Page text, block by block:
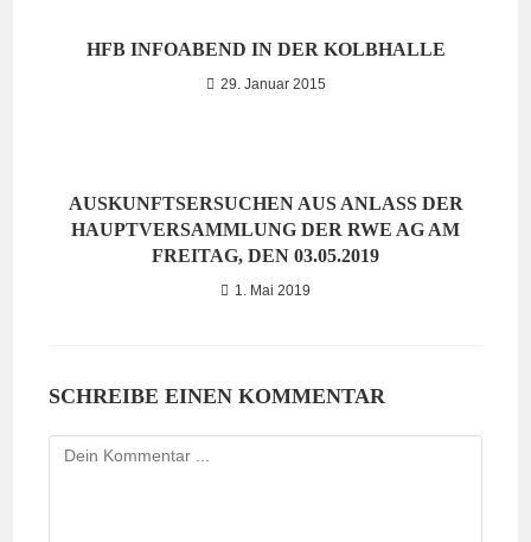
HFB INFOABEND IN DER KOLBHALLE
29. Januar 2015
AUSKUNFTSERSUCHEN AUS ANLASS DER
HAUPTVERSAMMLUNG DER RWE AG AM
FREITAG, DEN 03.05.2019
1. Mai 2019
SCHREIBE EINEN KOMMENTAR
Kommentieren